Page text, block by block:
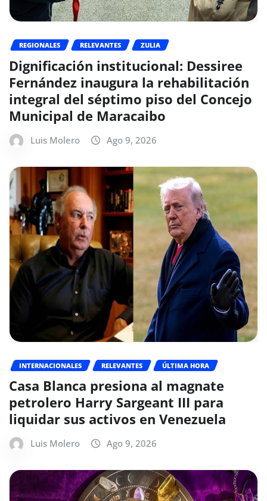
REGIONALES RELEVANTES ZULIA
Dignificación institucional: Dessiree
Fernández inaugura la rehabilitación
integral del séptimo piso del Concejo
Municipal de Maracaibo
Luis Molero Ago 9, 2026
INTERNACIONALES RELEVANTES ÚLTIMA HORA
Casa Blanca presiona al magnate
petrolero Harry Sargeant III para
liquidar sus activos en Venezuela
Luis Molero Ago 9, 2026